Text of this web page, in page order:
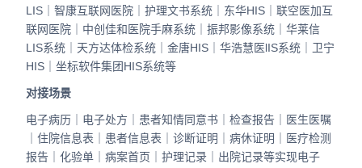
LIS｜智康互联网医院｜护理文书系统｜东华HIS｜联空医加互
联网医院｜中创佳和医院手麻系统｜振邦影像系统｜华莱信
LIS系统｜天方达体检系统｜金唐HIS｜华浩慧医lIS系统｜卫宁
HIS｜坐标软件集团HIS系统等
对接场景
电子病历｜电子处方｜患者知情同意书｜检查报告｜医生医嘱
｜住院信息表｜患者信息表｜诊断证明｜病休证明｜医疗检测
报告｜化验单｜病案首页｜护理记录｜出院记录等实现电子